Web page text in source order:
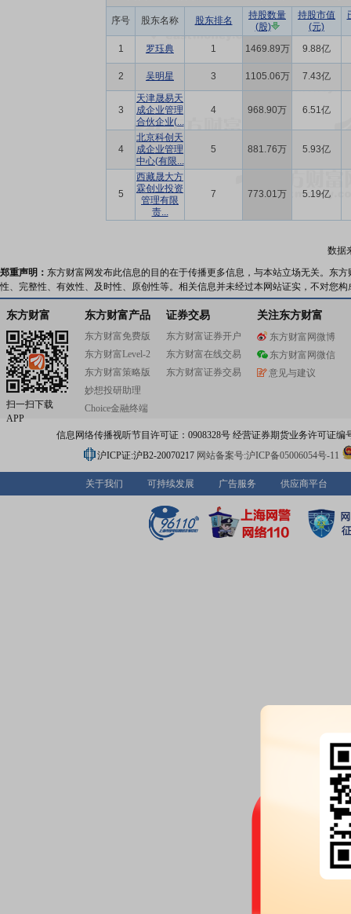
序号 股东名称 股东排名
持股数量
(股)
持股市值
(元)
1 罗珏典 1 1469.89万 9.88亿
2 吴明星 3 1105.06万 7.43亿
3
天津晟易天
成企业管理
合伙企业(...
4 968.90万 6.51亿
4
北京科创天
成企业管理
中心(有限...
5 881.76万 5.93亿
5
西藏晟大方
霖创业投资
管理有限
责...
7 773.01万 5.19亿
数据
郑重声明： 东方财富网发布此信息的目的在于传播更多信息，与本站立场无关。东
性、完整性、有效性、及时性、原创性等。相关信息并未经过本网站证实，不对您
东方财富
扫一扫下载
APP
东方财富产品
东方财富免费版
东方财富Level-2
东方财富策略版
妙想投研助理
Choice金融终端
证券交易
东方财富证券开户
东方财富在线交易
东方财富证券交易
关注东方财富
东方财富网微博
东方财富网微信
意见与建议
信息网络传播视听节目许可证：0908328号 经营证券期货业务许可证编
沪ICP证:沪B2-20070217 网站备案号:沪ICP备05006054号-11
关于我们 可持续发展 广告服务 供应商平台